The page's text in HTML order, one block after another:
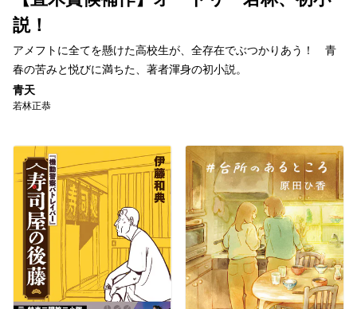
説！
アメフトに全てを懸けた高校生が、全存在でぶつかりあう！ 青
春の苦みと悦びに満ちた、著者渾身の初小説。
青天
若林正恭